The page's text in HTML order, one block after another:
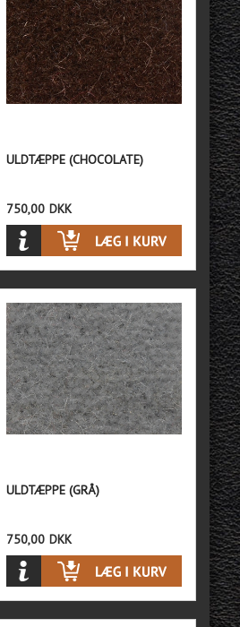
ULDTÆPPE (CHOCOLATE)
750,00 DKK
ULDTÆPPE (GRÅ)
750,00 DKK